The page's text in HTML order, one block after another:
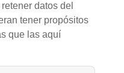
datos del
tener propósitos
que las aquí